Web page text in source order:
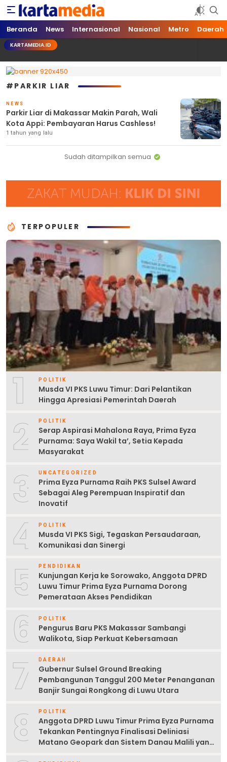
kartamedia.id
Jujur Mengabari
Beranda News Internasional Nasional Metro Daerah
KARTAMEDIA.ID
#PARKIR LIAR
NEWS
Parkir Liar di Makassar Makin Parah, Wali
Kota Appi: Pembayaran Harus Cashless!
1 tahun yang lalu
Sudah ditampilkan semua
TERPOPULER
1 POLITIK
Musda VI PKS Luwu Timur: Dari Pelantikan
Hingga Apresiasi Pemerintah Daerah
2 POLITIK
Serap Aspirasi Mahalona Raya, Prima Eyza
Purnama: Saya Wakil ta’, Setia Kepada
Masyarakat
3 UNCATEGORIZED
Prima Eyza Purnama Raih PKS Sulsel Award
Sebagai Aleg Perempuan Inspiratif dan
Inovatif
4 POLITIK
Musda VI PKS Sigi, Tegaskan Persaudaraan,
Komunikasi dan Sinergi
5 PENDIDIKAN
Kunjungan Kerja ke Sorowako, Anggota DPRD
Luwu Timur Prima Eyza Purnama Dorong
Pemerataan Akses Pendidikan
6 POLITIK
Pengurus Baru PKS Makassar Sambangi
Walikota, Siap Perkuat Kebersamaan
7 DAERAH
Gubernur Sulsel Ground Breaking
Pembangunan Tanggul 200 Meter Penanganan
Banjir Sungai Rongkong di Luwu Utara
8 POLITIK
Anggota DPRD Luwu Timur Prima Eyza Purnama
Tekankan Pentingnya Finalisasi Deliniasi
Matano Geopark dan Sistem Danau Malili yang